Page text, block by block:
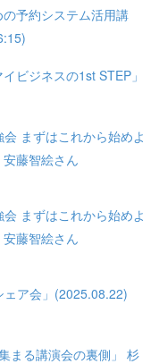
予約システム活用講
ビジネスの1st STEP」
まずはこれから始めよ
藤智絵さん
まずはこれから始めよ
藤智絵さん
ェア会」(2025.08.22)
まる講演会の裏側」 杉